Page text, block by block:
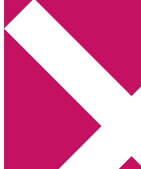
Annikas litteratur- och kulturblogg
Deckare, kriminalromaner, thrillers
Hem
Boktolva
Författarfemman
Kontakt
Webbshop Amazon
Utskriftscentralen
Min tv-blogg